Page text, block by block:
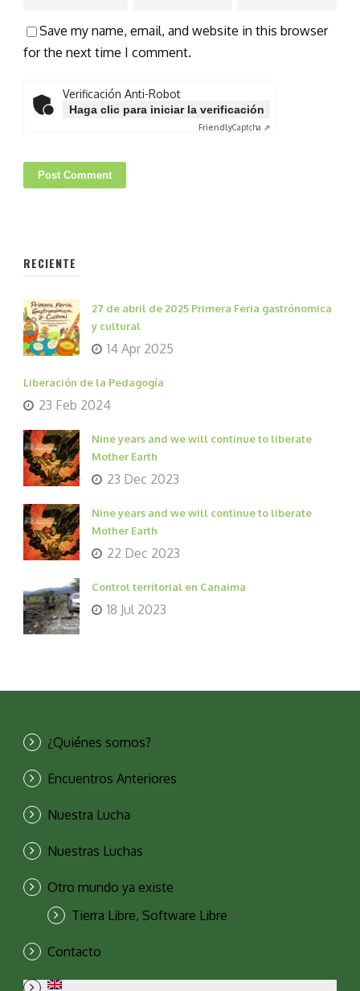
Save my name, email, and website in this browser
for the next time I comment.
Verificación Anti-Robot
Haga clic para iniciar la verificación
FriendlyCaptcha ⇗
RECIENTE
27 de abril de 2025 Primera Feria gastrónomica
y cultural
14 Apr 2025
Liberación de la Pedagogía
23 Feb 2024
Nine years and we will continue to liberate
Mother Earth
23 Dec 2023
Nine years and we will continue to liberate
Mother Earth
22 Dec 2023
Control territorial en Canaima
18 Jul 2023
¿Quiénes somos?
Encuentros Anteriores
Nuestra Lucha
Nuestras Luchas
Otro mundo ya existe
Tierra Libre, Software Libre
Contacto